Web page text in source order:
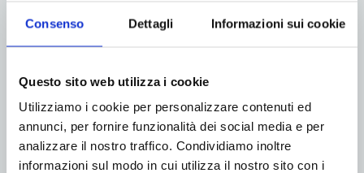
Consenso Dettagli Informazioni sui cookie
Questo sito web utilizza i cookie
Utilizziamo i cookie per personalizzare contenuti ed
annunci, per fornire funzionalità dei social media e per
analizzare il nostro traffico. Condividiamo inoltre
informazioni sul modo in cui utilizza il nostro sito con i